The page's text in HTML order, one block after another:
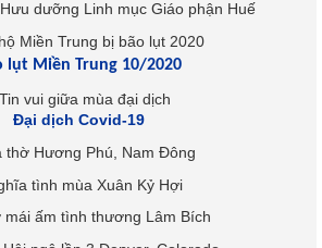
lụt Miền Trung 10/2020
Đại dịch Covid-19